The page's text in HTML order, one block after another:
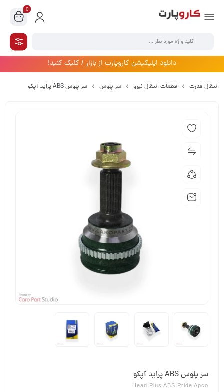
0
دانلود اپلیکیشن کاروپارت از بازار / کلیک کنید!
انتقال قدرت قطعات انتقال نیرو سر پلوس سر پلوس ABS پراید آپکو
سر پلوس ABS پراید آپکو
Head Plus ABS Pride Apco